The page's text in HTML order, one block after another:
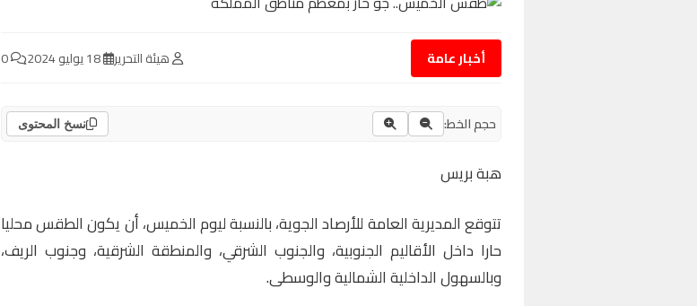
أخبار عامة هيئة التحرير
حجم الخط: نسخ المحتوى
هبة بريس
تتوقع المديرية العامة للأرصاد الجوية، بالنسبة ليوم الخميس، أن يكون الطقس محليا
حارا داخل الأقاليم الجنوبية، والجنوب الشرقي، والمنطقة الشرقية، وجنوب الريف،
وبالسهول الداخلية الشمالية والوسطى.